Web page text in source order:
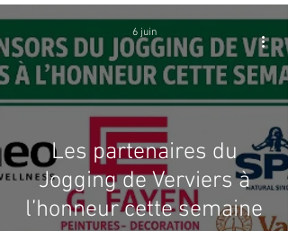
Les partenaires du
Jogging de Verviers à
l’honneur cette semaine
6 juin